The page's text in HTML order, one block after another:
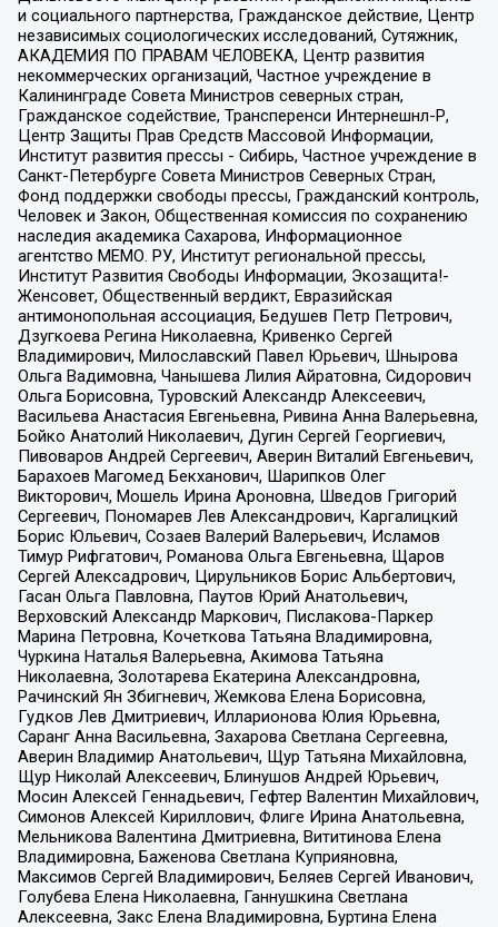
и социального партнерства, Гражданское действие, Центр
независимых социологических исследований, Сутяжник,
АКАДЕМИЯ ПО ПРАВАМ ЧЕЛОВЕКА, Центр развития
некоммерческих организаций, Частное учреждение в
Калининграде Совета Министров северных стран,
Гражданское содействие, Трансперенси Интернешнл-Р,
Центр Защиты Прав Средств Массовой Информации,
Институт развития прессы - Сибирь, Частное учреждение в
Санкт-Петербурге Совета Министров Северных Стран,
Фонд поддержки свободы прессы, Гражданский контроль,
Человек и Закон, Общественная комиссия по сохранению
наследия академика Сахарова, Информационное
агентство МЕМО. РУ, Институт региональной прессы,
Институт Развития Свободы Информации, Экозащита!-
Женсовет, Общественный вердикт, Евразийская
антимонопольная ассоциация, Бедушев Петр Петрович,
Дзугкоева Регина Николаевна, Кривенко Сергей
Владимирович, Милославский Павел Юрьевич, Шнырова
Ольга Вадимовна, Чанышева Лилия Айратовна, Сидорович
Ольга Борисовна, Туровский Александр Алексеевич,
Васильева Анастасия Евгеньевна, Ривина Анна Валерьевна,
Бойко Анатолий Николаевич, Дугин Сергей Георгиевич,
Пивоваров Андрей Сергеевич, Аверин Виталий Евгеньевич,
Барахоев Магомед Бекханович, Шарипков Олег
Викторович, Мошель Ирина Ароновна, Шведов Григорий
Сергеевич, Пономарев Лев Александрович, Каргалицкий
Борис Юльевич, Созаев Валерий Валерьевич, Исламов
Тимур Рифгатович, Романова Ольга Евгеньевна, Щаров
Сергей Алексадрович, Цирульников Борис Альбертович,
Гасан Ольга Павловна, Паутов Юрий Анатольевич,
Верховский Александр Маркович, Пислакова-Паркер
Марина Петровна, Кочеткова Татьяна Владимировна,
Чуркина Наталья Валерьевна, Акимова Татьяна
Николаевна, Золотарева Екатерина Александровна,
Рачинский Ян Збигневич, Жемкова Елена Борисовна,
Гудков Лев Дмитриевич, Илларионова Юлия Юрьевна,
Саранг Анна Васильевна, Захарова Светлана Сергеевна,
Аверин Владимир Анатольевич, Щур Татьяна Михайловна,
Щур Николай Алексеевич, Блинушов Андрей Юрьевич,
Мосин Алексей Геннадьевич, Гефтер Валентин Михайлович,
Симонов Алексей Кириллович, Флиге Ирина Анатольевна,
Мельникова Валентина Дмитриевна, Вититинова Елена
Владимировна, Баженова Светлана Куприяновна,
Максимов Сергей Владимирович, Беляев Сергей Иванович,
Голубева Елена Николаевна, Ганнушкина Светлана
Алексеевна, Закс Елена Владимировна, Буртина Елена